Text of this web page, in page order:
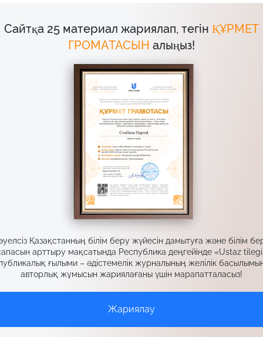
Сайтқа 25 материал жариялап, тегін ҚҰРМЕТ
ГРОМАТАСЫН алыңыз!
Қазақстанның білім беру жүйесін дамытуға және білім
арттыру мақсатында Республика деңгейінде «Ustaz
ғылыми – әдістемелік журналының желілік
авторлық жұмысын жариялағаны үшін марапатталасыз!
Жариялау